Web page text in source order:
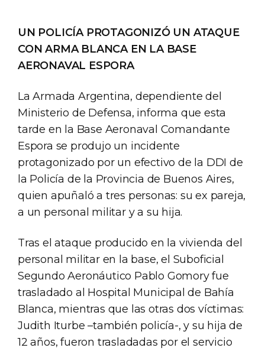
UN POLICÍA PROTAGONIZÓ UN ATAQUE
CON ARMA BLANCA EN LA BASE
AERONAVAL ESPORA
La Armada Argentina, dependiente del
Ministerio de Defensa, informa que esta
tarde en la Base Aeronaval Comandante
Espora se produjo un incidente
protagonizado por un efectivo de la DDI de
la Policía de la Provincia de Buenos Aires,
quien apuñaló a tres personas: su ex pareja,
a un personal militar y a su hija.
Tras el ataque producido en la vivienda del
personal militar en la base, el Suboficial
Segundo Aeronáutico Pablo Gomory fue
trasladado al Hospital Municipal de Bahía
Blanca, mientras que las otras dos víctimas:
Judith Iturbe –también policía-, y su hija de
12 años, fueron trasladadas por el servicio